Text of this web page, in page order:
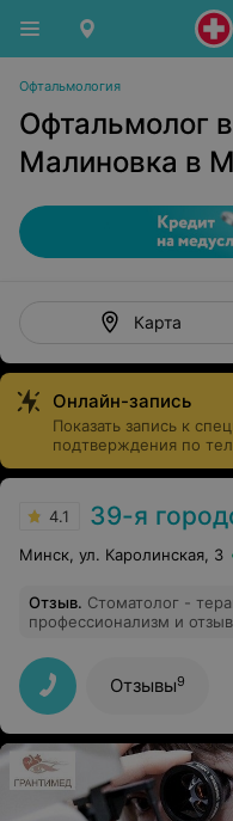
Офтальмология
Офтальмолог
Малиновка в
Карта
Онлайн-запись
Показать запись к
подтверждения по
4.1 39-я городская
Минск, ул. Каролинская, 3
Отзыв. Стоматолог -
профессионализм и
Отзывы9